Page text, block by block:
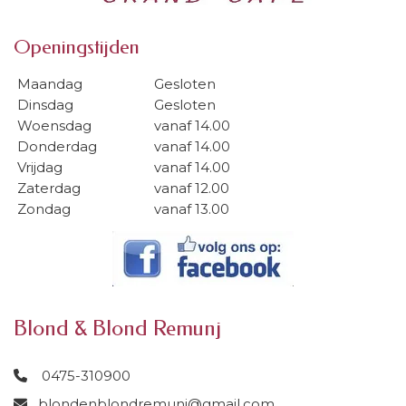
Openingstijden
Maandag
Gesloten
Dinsdag
Gesloten
Woensdag
vanaf 14.00
Donderdag
vanaf 14.00
Vrijdag
vanaf 14.00
Zaterdag
vanaf 12.00
Zondag
vanaf 13.00
Blond & Blond Remunj
 0475-310900